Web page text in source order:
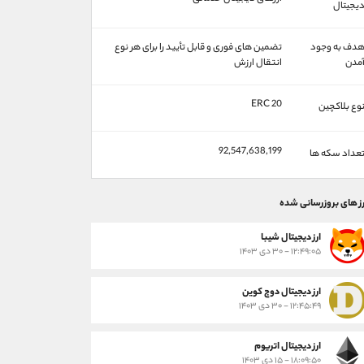
دیجیتال
هدف به وجود
آمدن
تضمین‌ های فوری و قابل تأیید را برای هر نوع
انتقال ارزش
نوع بلاکچین ERC 20
تعداد سکه ها 92,547,638,199
های بروزرسانی شده
ارز ديجيتال شیبا
۱۲:۴۹:۰۵ - ۳۰ دی ۱۴۰۳
ارز دیجیتال دوج کوین
۱۲:۴۵:۴۹ - ۳۰ دی ۱۴۰۳
ارز دیجیتال اتریوم
۱۸:۰۹:۵۰ - ۱۵ دی ۱۴۰۳